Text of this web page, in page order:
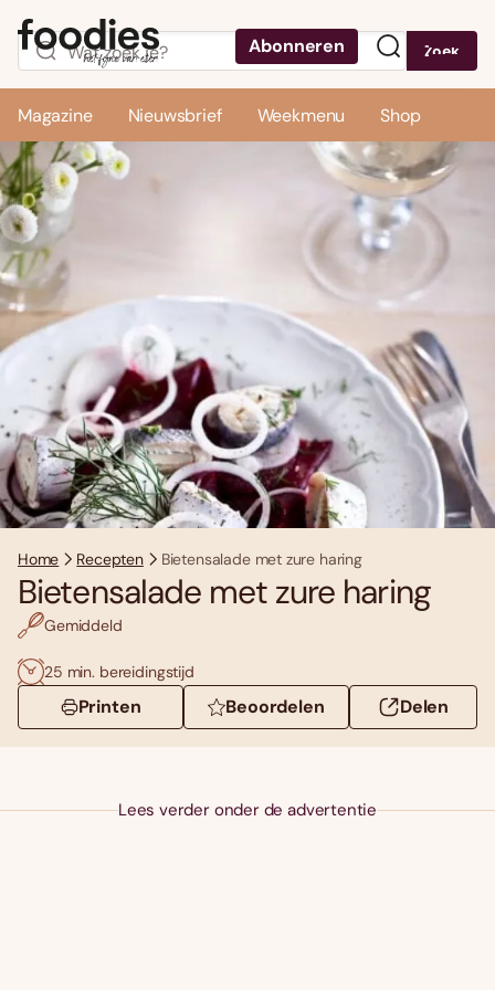
Abonneren Zoek
Magazine Nieuwsbrief Weekmenu Shop
Home Recepten Bietensalade met zure haring
Bietensalade met zure haring
Gemiddeld
25 min. bereidingstijd
Printen Beoordelen Delen
Lees verder onder de advertentie